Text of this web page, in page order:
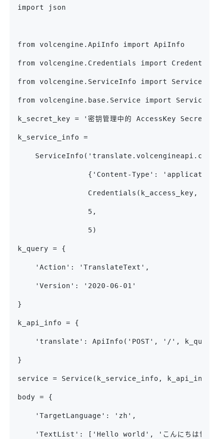
import json
from volcengine.ApiInfo import ApiInfo
from volcengine.Credentials import
from volcengine.ServiceInfo import
from volcengine.base.Service import
k_secret_key = '密钥管理中的 AccessKey Secret'
k_service_info =
{'Content-Type':
Credentials(k_access_key,
                5,
                5)
k_query = {
    'Action': 'TranslateText',
    'Version': '2020-06-01'
}
k_api_info = {
'translate': ApiInfo('POST', '/',
}
service = Service(k_service_info, k_api_info)
body = {
    'TargetLanguage': 'zh',
'TextList': ['Hello world', 'こんにちは世界